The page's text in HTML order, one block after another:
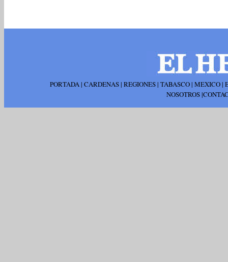
PORTADA| CARDENAS| REGIONES| TABASCO| MEXICO|
NOSOTROS|